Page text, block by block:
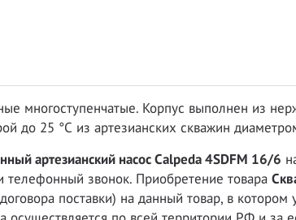
многоступенчатые. Корпус выполнен из
до 25 °С из артезианских скважин
артезианский насос Calpeda 4SDFM 16/6
телефонный звонок. Приобретение товара
поставки) на данный товар, в